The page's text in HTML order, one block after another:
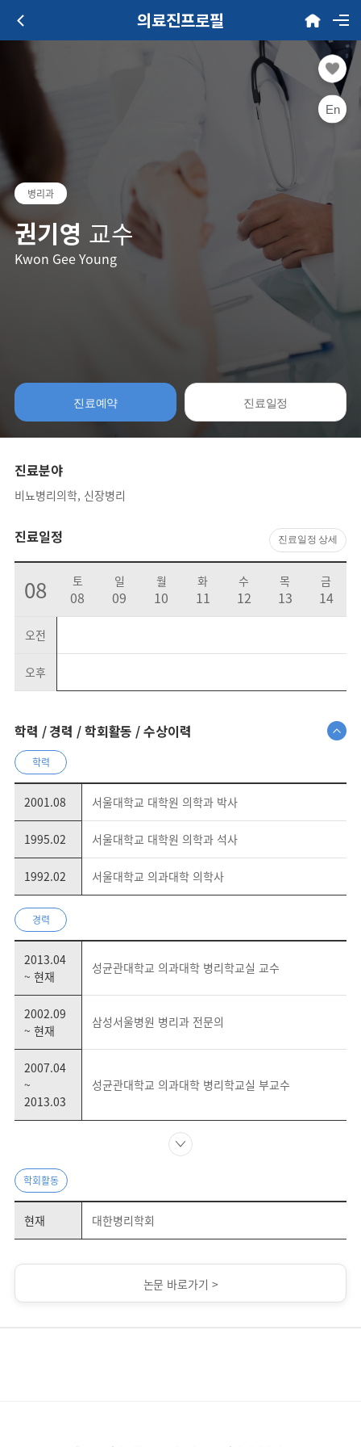
의료진프로필
En
병리과
권기영 교수
Kwon Gee Young
진료예약 진료일정
진료분야
비뇨병리의학, 신장병리
진료일정 진료일정 상세
08 토
08
일
09
월
10
화
11
수
12
목
13
금
14
오전
오후
학력 / 경력 / 학회활동 / 수상이력
학력
2001.08 서울대학교 대학원 의학과 박사
1995.02 서울대학교 대학원 의학과 석사
1992.02 서울대학교 의과대학 의학사
경력
2013.04
~ 현재
성균관대학교 의과대학 병리학교실 교수
2002.09
~ 현재
삼성서울병원 병리과 전문의
2007.04
~
2013.03
성균관대학교 의과대학 병리학교실 부교수
학회활동
현재 대한병리학회
논문 바로가기 >